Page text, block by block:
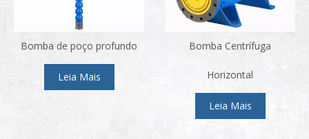
Bomba de poço profundo
Leia Mais
Bomba Centrífuga
Horizontal
Leia Mais